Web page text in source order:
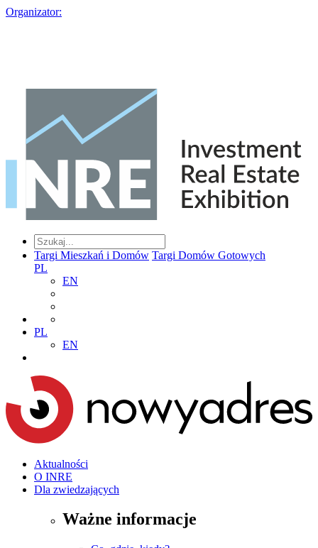
Organizator:
Targi Mieszkań i Domów Targi Domów Gotowych
PL
EN
PL
EN
Aktualności
O INRE
Dla zwiedzających
Ważne informacje